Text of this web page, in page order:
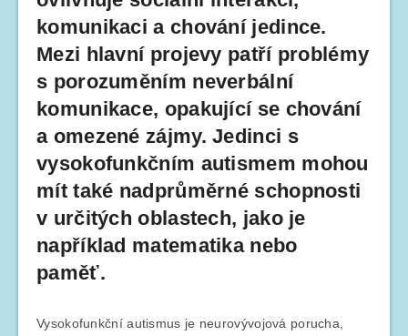
komunikaci a chování jedince.
Mezi hlavní projevy patří problémy
s porozuměním neverbální
komunikace, opakující se chování
a omezené zájmy. Jedinci s
vysokofunkčním autismem mohou
mít také nadprůměrné schopnosti
v určitých oblastech, jako je
například matematika nebo
paměť.
Vysokofunkční autismus je neurovývojová porucha,